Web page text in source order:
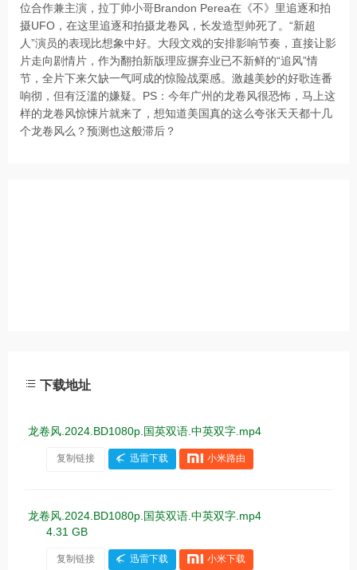
位合作兼主演，拉丁帅小哥Brandon Perea在《不》里追逐和拍
摄UFO，在这里追逐和拍摄龙卷风，长发造型帅死了。“新超
人”演员的表现比想象中好。大段文戏的安排影响节奏，直接让影
片走向剧情片，作为翻拍新版理应摒弃业已不新鲜的“追风”情
节，全片下来欠缺一气呵成的惊险战栗感。激越美妙的好歌连番
响彻，但有泛滥的嫌疑。PS：今年广州的龙卷风很恐怖，马上这
样的龙卷风惊悚片就来了，想知道美国真的这么夸张天天都十几
个龙卷风么？预测也这般滞后？
下载地址
龙卷风.2024.BD1080p.国英双语.中英双字.mp4
复制链接 迅雷下载 小米路由
龙卷风.2024.BD1080p.国英双语.中英双字.mp4
4.31 GB
复制链接 迅雷下载 小米下载